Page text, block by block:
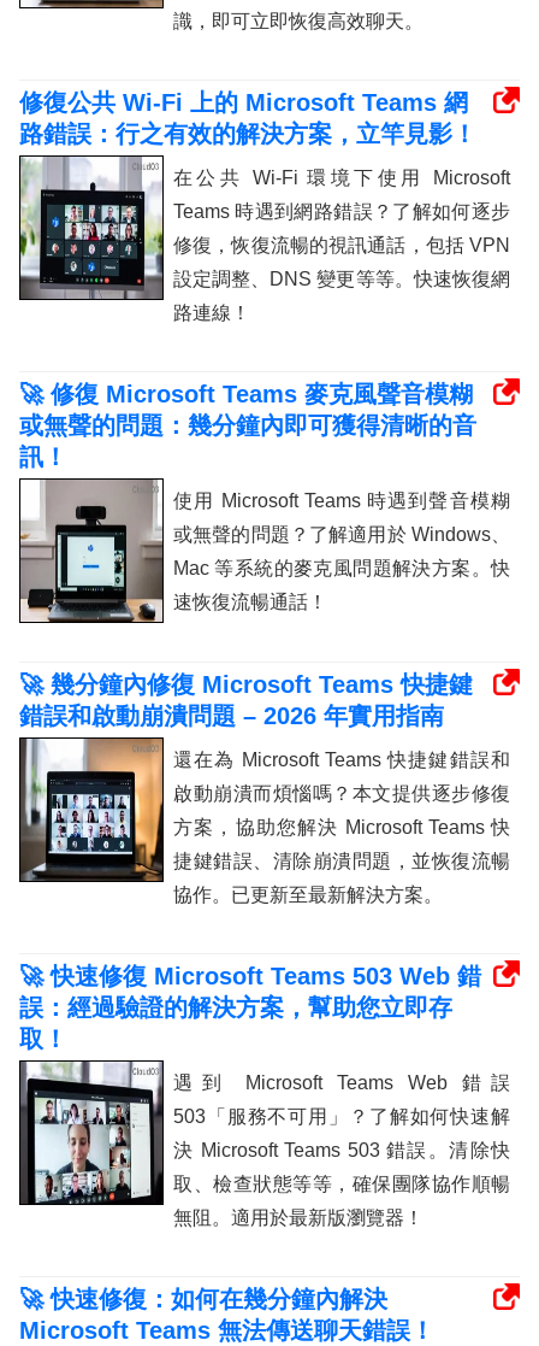
識，即可立即恢復高效聊天。
修復公共 Wi-Fi 上的 Microsoft Teams 網
路錯誤：行之有效的解決方案，立竿見影！
在公共 Wi-Fi 環境下使用 Microsoft
Teams 時遇到網路錯誤？了解如何逐步
修復，恢復流暢的視訊通話，包括 VPN
設定調整、DNS 變更等等。快速恢復網
路連線！
🚀 修復 Microsoft Teams 麥克風聲音模糊
或無聲的問題：幾分鐘內即可獲得清晰的音
訊！
使用 Microsoft Teams 時遇到聲音模糊
或無聲的問題？了解適用於 Windows、
Mac 等系統的麥克風問題解決方案。快
速恢復流暢通話！
🚀 幾分鐘內修復 Microsoft Teams 快捷鍵
錯誤和啟動崩潰問題 – 2026 年實用指南
還在為 Microsoft Teams 快捷鍵錯誤和
啟動崩潰而煩惱嗎？本文提供逐步修復
方案，協助您解決 Microsoft Teams 快
捷鍵錯誤、清除崩潰問題，並恢復流暢
協作。已更新至最新解決方案。
🚀 快速修復 Microsoft Teams 503 Web 錯
誤：經過驗證的解決方案，幫助您立即存
取！
遇到 Microsoft Teams Web 錯誤
503「服務不可用」？了解如何快速解
決 Microsoft Teams 503 錯誤。清除快
取、檢查狀態等等，確保團隊協作順暢
無阻。適用於最新版瀏覽器！
🚀 快速修復：如何在幾分鐘內解決
Microsoft Teams 無法傳送聊天錯誤！